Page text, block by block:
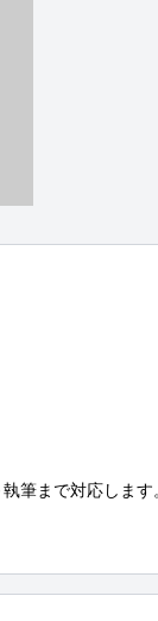
筆まで対応します